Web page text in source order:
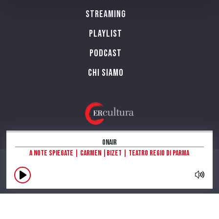
OnAir
A note spiegate | Carmen |Bizet | Teatro Regio di Parma
Streaming
Playlist
PODCAST
Chi siamo